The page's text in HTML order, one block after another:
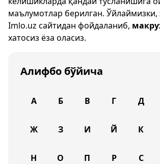
маълумотлар берилган. Ўйлаймизки,
Imlo.uz сайтидан фойдаланиб,
хатосиз ёза оласиз.
Алифбо бўйича
А Б В Г Д
Ж З И Й К
Н О П Р С